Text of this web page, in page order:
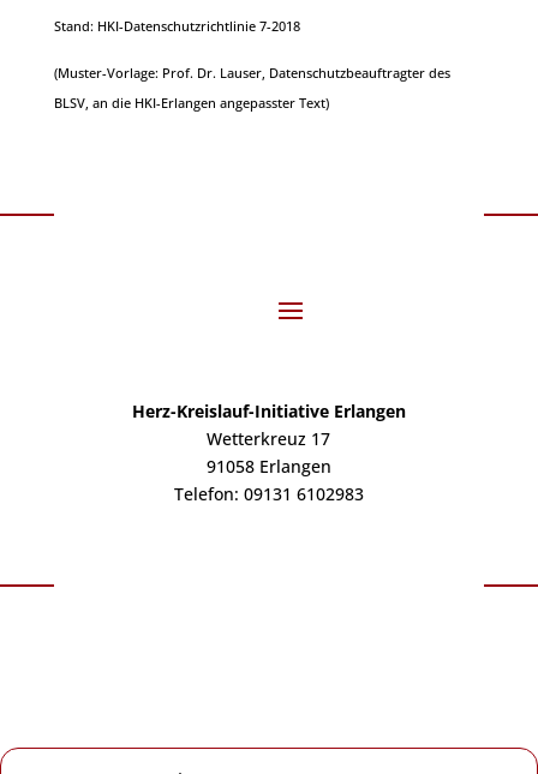
Stand: HKI-Datenschutzrichtlinie 7-2018
(Muster-Vorlage: Prof. Dr. Lauser, Datenschutzbeauftragter des
BLSV, an die HKI-Erlangen angepasster Text)
Herz-Kreislauf-Initiative Erlangen
Wetterkreuz 17
91058 Erlangen
Telefon: 09131 6102983